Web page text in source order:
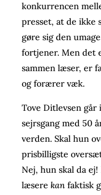
konkurrencen
presset, at de ikke
gøre sig den
fortjener. Men det
sammen læser, er
og forærer væk.
Tove Ditlevsen
sejrsgang med 50
verden. Skal hun
prisbilligste
Nej, hun skal da
læsere kanfaktisk